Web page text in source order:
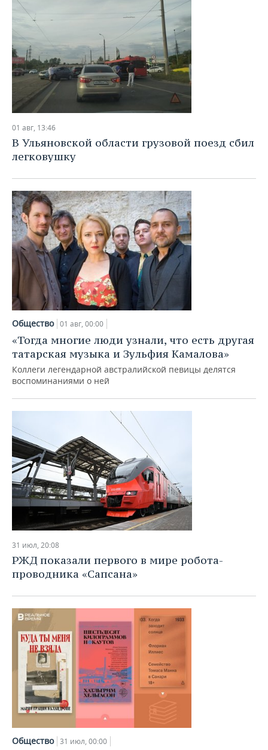
01 авг, 13:46
В Ульяновской области грузовой поезд сбил
легковушку
Общество 01 авг, 00:00
«Тогда многие люди узнали, что есть другая
татарская музыка и Зульфия Камалова»
Коллеги легендарной австралийской певицы делятся
воспоминаниями о ней
31 июл, 20:08
РЖД показали первого в мире робота-
проводника «Сапсана»
Общество 31 июл, 00:00